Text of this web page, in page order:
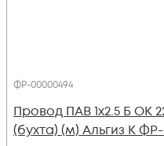
ФР-00000494
Провод ПАВ 1х2.5 Б ОК
(бухта) (м) Альгиз К